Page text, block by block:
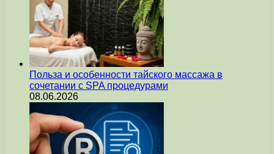
Польза и особенности тайского массажа в
сочетании с SPA процедурами
08.06.2026